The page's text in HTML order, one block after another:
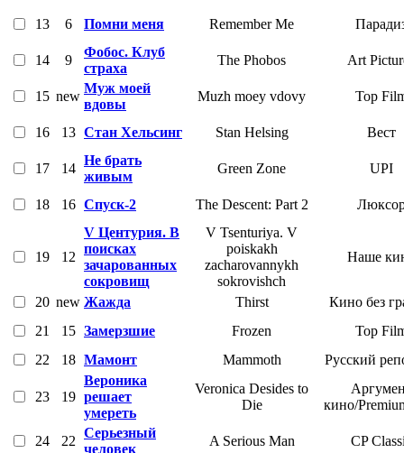
13 6 Помни меня Remember Me
14 9
Фобос. Клуб
страха
The Phobos Art
15 new
Муж моей
вдовы
Muzh moey vdovy Top
16 13 Стан Хельсинг Stan Helsing Вест
17 14
Не брать
живым
Green Zone UPI
18 16 Спуск-2 The Descent: Part 2
19 12
V Центурия. В
поисках
зачарованных
сокровищ
V Tsenturiya. V
poiskakh
zacharovannykh
sokrovishch
Наше
20 new Жажда Thirst
Кино без
21
15 Замерзшие Frozen
Top
22
18 Мамонт Mammoth Русский
23 19
Вероника
решает
умереть
Veronica Desides to
Die
кино/
24 22
Серьезный
человек
A Serious Man CP